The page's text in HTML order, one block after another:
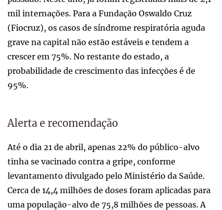
mil internações. Para a Fundação Oswaldo Cruz
(Fiocruz), os casos de síndrome respiratória aguda
grave na capital não estão estáveis e tendem a
crescer em 75%. No restante do estado, a
probabilidade de crescimento das infecções é de
95%.
Alerta e recomendação
Até o dia 21 de abril, apenas 22% do público-alvo
tinha se vacinado contra a gripe, conforme
levantamento divulgado pelo Ministério da Saúde.
Cerca de 14,4 milhões de doses foram aplicadas para
uma população-alvo de 75,8 milhões de pessoas. A